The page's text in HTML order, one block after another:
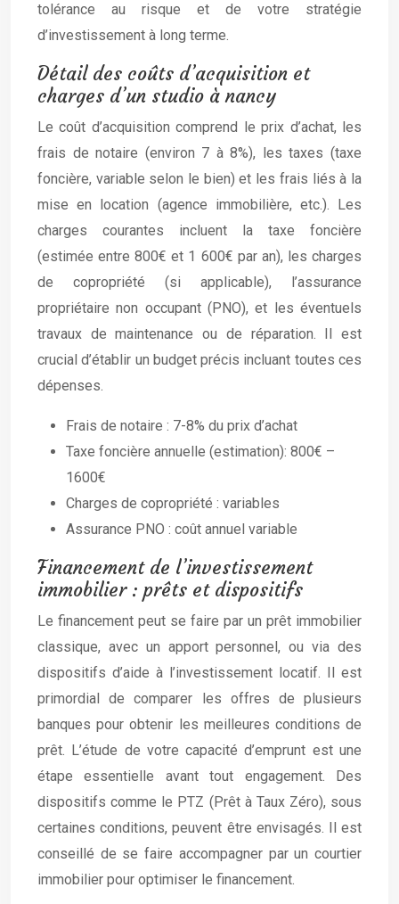
tolérance au risque et de votre stratégie
d’investissement à long terme.
Détail des coûts d’acquisition et
charges d’un studio à nancy
Le coût d’acquisition comprend le prix d’achat, les
frais de notaire (environ 7 à 8%), les taxes (taxe
foncière, variable selon le bien) et les frais liés à la
mise en location (agence immobilière, etc.). Les
charges courantes incluent la taxe foncière
(estimée entre 800€ et 1 600€ par an), les charges
de copropriété (si applicable), l’assurance
propriétaire non occupant (PNO), et les éventuels
travaux de maintenance ou de réparation. Il est
crucial d’établir un budget précis incluant toutes ces
dépenses.
Frais de notaire : 7-8% du prix d’achat
Taxe foncière annuelle (estimation): 800€ –
1600€
Charges de copropriété : variables
Assurance PNO : coût annuel variable
Financement de l’investissement
immobilier : prêts et dispositifs
Le financement peut se faire par un prêt immobilier
classique, avec un apport personnel, ou via des
dispositifs d’aide à l’investissement locatif. Il est
primordial de comparer les offres de plusieurs
banques pour obtenir les meilleures conditions de
prêt. L’étude de votre capacité d’emprunt est une
étape essentielle avant tout engagement. Des
dispositifs comme le PTZ (Prêt à Taux Zéro), sous
certaines conditions, peuvent être envisagés. Il est
conseillé de se faire accompagner par un courtier
immobilier pour optimiser le financement.